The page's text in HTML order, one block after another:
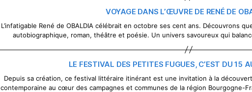
VOYAGE DANS L’ŒUVRE DE RENÉ DE
L’infatigable René de OBALDIA célébrait en octobre ses cent ans. Découvrons
autobiographique, roman, théâtre et poésie. Un univers savoureux qui
LE FESTIVAL DES PETITES FUGUES, C’EST DU 15
Depuis sa création, ce festival littéraire itinérant est une invitation à la
contemporaine au cœur des campagnes et communes de la région Bourgogne-